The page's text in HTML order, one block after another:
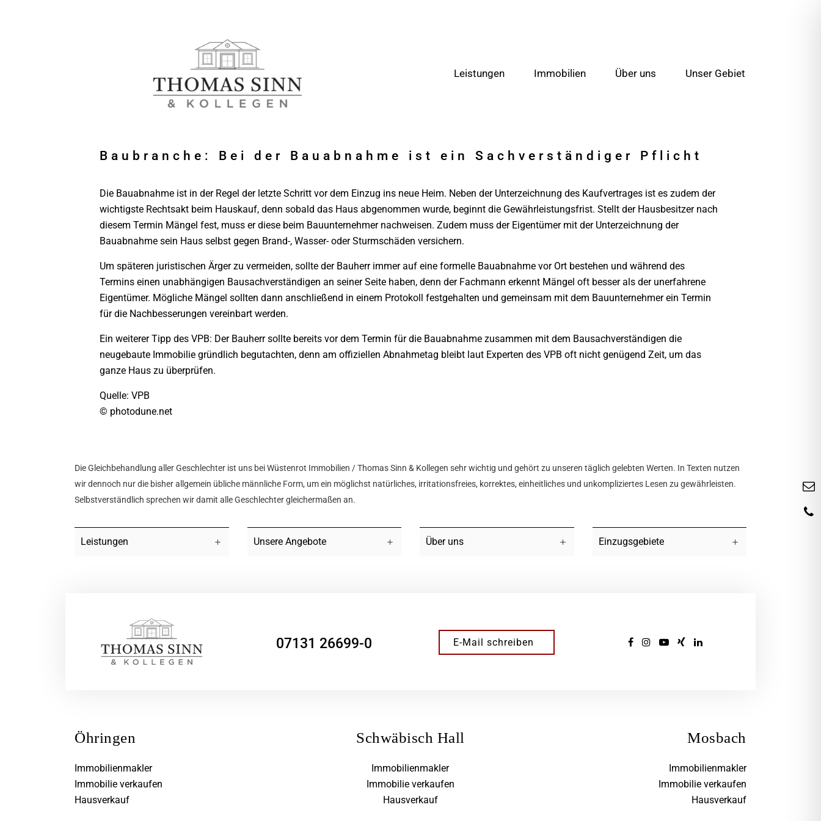
Leistungen Immobilien Über uns Unser Gebiet
Baubranche: Bei der Bauabnahme ist ein Sachverständiger Pflicht
Die Bauabnahme ist in der Regel der letzte Schritt vor dem Einzug ins neue Heim. Neben der Unterzeichnung des Kaufvertrages ist es zudem der
wichtigste Rechtsakt beim Hauskauf, denn sobald das Haus abgenommen wurde, beginnt die Gewährleistungsfrist. Stellt der Hausbesitzer nach
diesem Termin Mängel fest, muss er diese beim Bauunternehmer nachweisen. Zudem muss der Eigentümer mit der Unterzeichnung der
Bauabnahme sein Haus selbst gegen Brand-, Wasser- oder Sturmschäden versichern.
Um späteren juristischen Ärger zu vermeiden, sollte der Bauherr immer auf eine formelle Bauabnahme vor Ort bestehen und während des
Termins einen unabhängigen Bausachverständigen an seiner Seite haben, denn der Fachmann erkennt Mängel oft besser als der unerfahrene
Eigentümer. Mögliche Mängel sollten dann anschließend in einem Protokoll festgehalten und gemeinsam mit dem Bauunternehmer ein Termin
für die Nachbesserungen vereinbart werden.
Ein weiterer Tipp des VPB: Der Bauherr sollte bereits vor dem Termin für die Bauabnahme zusammen mit dem Bausachverständigen die
neugebaute Immobilie gründlich begutachten, denn am offiziellen Abnahmetag bleibt laut Experten des VPB oft nicht genügend Zeit, um das
ganze Haus zu überprüfen.
Quelle: VPB
© photodune.net
Die Gleichbehandlung aller Geschlechter ist uns bei Wüstenrot Immobilien / Thomas Sinn & Kollegen sehr wichtig und gehört zu unseren täglich gelebten Werten. In Texten nutzen
wir dennoch nur die bisher allgemein übliche männliche Form, um ein möglichst natürliches, irritationsfreies, korrektes, einheitliches und unkompliziertes Lesen zu gewährleisten.
Selbstverständlich sprechen wir damit alle Geschlechter gleichermaßen an.
Leistungen Unsere Angebote Über uns Einzugsgebiete
07131 26699-0 E-Mail schreiben
Öhringen
Immobilienmakler
Immobilie verkaufen
Hausverkauf
Schwäbisch Hall
Immobilienmakler
Immobilie verkaufen
Hausverkauf
Mosbach
Immobilienmakler
Immobilie verkaufen
Hausverkauf